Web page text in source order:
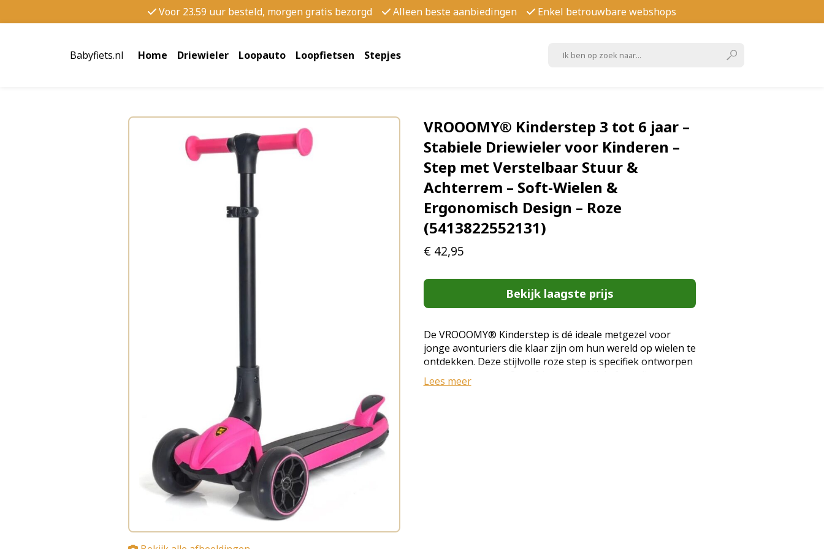
Voor 23.59 uur besteld, morgen gratis bezorgd Alleen beste aanbiedingen Enkel betrouwbare webshops
Babyfiets.nl Home Driewieler Loopauto Loopfietsen Stepjes
VROOOMY® Kinderstep 3 tot 6 jaar –
Stabiele Driewieler voor Kinderen –
Step met Verstelbaar Stuur &
Achterrem – Soft-Wielen &
Ergonomisch Design – Roze
(5413822552131)
€ 42,95
Bekijk laagste prijs
De VROOOMY® Kinderstep is dé ideale metgezel voor
jonge avonturiers die klaar zijn om hun wereld op wielen te
ontdekken. Deze stijlvolle roze step is specifiek ontworpen
voor kinderen van 3 tot 6 jaar, waarbij de focus ligt op
maximale stabiliteit en rijcomfort. Of je kind nu voor het
Lees meer